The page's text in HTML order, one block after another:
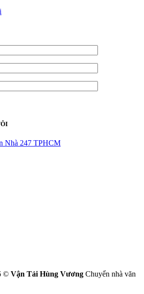
Nhà 247 TPHCM
© Vận Tải Hùng Vương Chuyển nhà văn